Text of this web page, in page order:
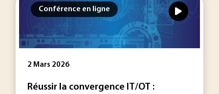
Conférence en ligne
2 Mars 2026
Réussir la convergence IT/OT :